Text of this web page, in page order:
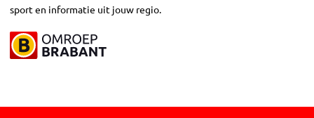
sport en informatie uit jouw regio.